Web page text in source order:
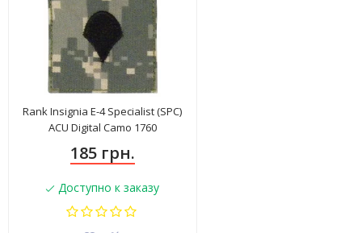
Rank Insignia E-4 Specialist (SPC)
ACU Digital Camo 1760
185 грн.
Доступно к заказу